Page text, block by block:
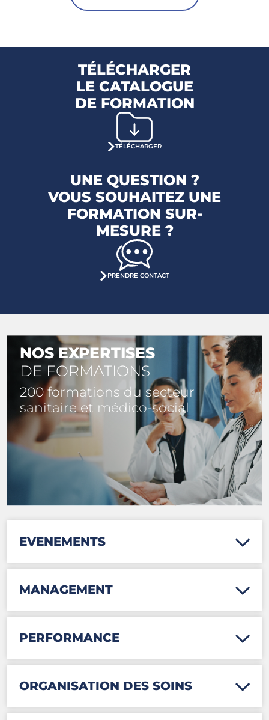
TÉLÉCHARGER
LE CATALOGUE
DE FORMATION
TÉLÉCHARGER
UNE QUESTION ?
VOUS SOUHAITEZ UNE
FORMATION SUR-
MESURE ?
PRENDRE CONTACT
NOS EXPERTISES
DE FORMATIONS
200 formations du secteur
sanitaire et médico-social
EVENEMENTS
MANAGEMENT
PERFORMANCE
ORGANISATION DES SOINS